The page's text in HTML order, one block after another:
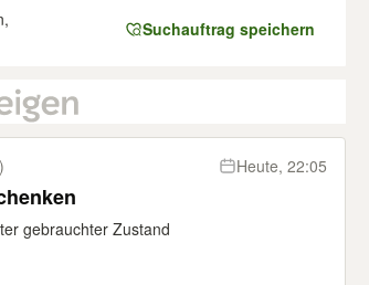
Suchauftrag speichern
Heute, 22:05
gebrauchter Zustand